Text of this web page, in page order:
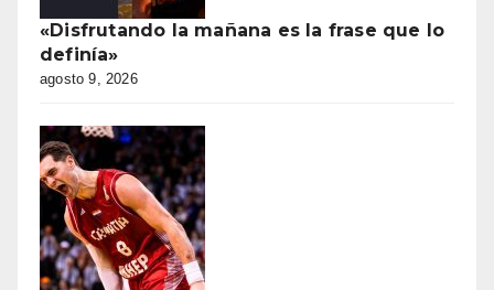
«Disfrutando la mañana es la frase que lo
definía»
agosto 9, 2026